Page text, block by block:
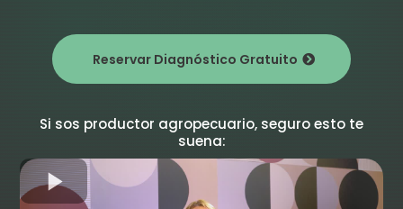
Reservar Diagnóstico Gratuito
Si sos productor agropecuario, seguro esto te
suena: